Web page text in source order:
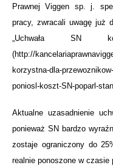
Prawnej Viggen sp. j.
pracy, zwracali uwagę już
„Uchwała SN
(http://
korzystna-dla-
poniosl-koszt-SN-poparl-
Aktualne uzasadnienie
ponieważ SN bardzo
zostaje ograniczony do
realnie ponoszone w czasie